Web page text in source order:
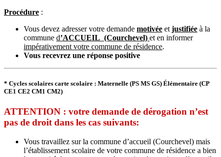
Procédure :
Vous devez adresser votre demande motivée et justifiée à la
commune d’ACCUEIL (Courchevel) et en informer
impérativement votre commune de résidence.
Vous recevrez une réponse positive
* Cycles scolaires carte scolaire : Maternelle (PS MS GS) Élémentaire (CP
CE1 CE2 CM1 CM2)
ATTENTION : votre demande de dérogation n’est
pas de droit dans les cas suivants:
Vous travaillez sur la commune d’accueil (Courchevel) mais
l’établissement scolaire de votre commune de résidence a bien